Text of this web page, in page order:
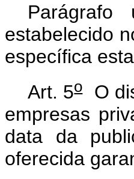
estabelecido
específica
Art. 5oO
empresas
data da
oferecida